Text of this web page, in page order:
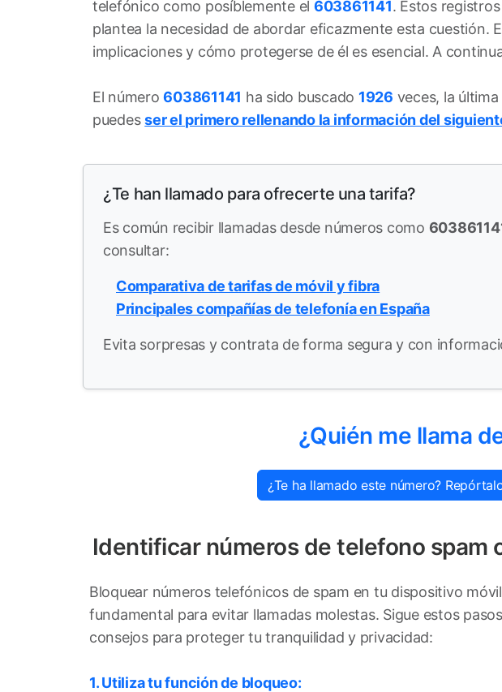
telefónico como posíblemente el 603861141. Estos
plantea la necesidad de abordar eficazmente esta cuestión.
implicaciones y cómo protegerse de él es esencial. A
El número603861141 ha sido buscado 1926 veces, la
puedesser el primero rellenando la información del
¿Te han llamado para ofrecerte una tarifa?
Es común recibir llamadas desde números como
consultar:
Comparativa de tarifas de móvil y fibra
Principales compañías de telefonía en España
Evita sorpresas y contrata de forma segura y con
¿Quién me llama
¿Te ha llamado este número?
Identificar números de telefono spam
Bloquear números telefónicos de spam en tu dispositivo
fundamental para evitar llamadas molestas. Sigue estos
consejos para proteger tu tranquilidad y privacidad:
1. Utiliza tu función de bloqueo: